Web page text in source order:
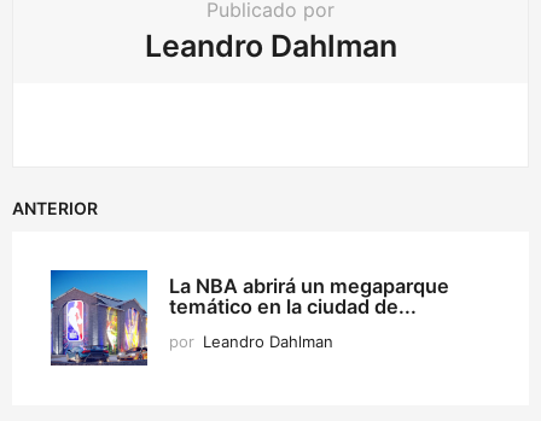
Publicado por
Leandro Dahlman
ANTERIOR
La NBA abrirá un megaparque
temático en la ciudad de...
por Leandro Dahlman